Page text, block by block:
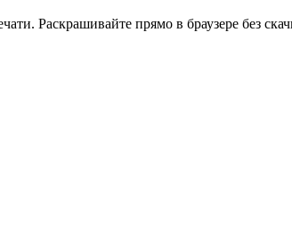
Раскрашивайте прямо в браузере без